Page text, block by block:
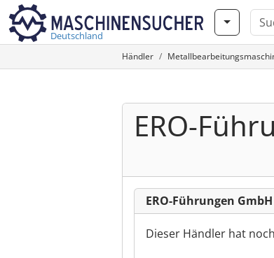
Deutschland
Händler
ERO-
ERO-Führungen
Dieser Händler hat